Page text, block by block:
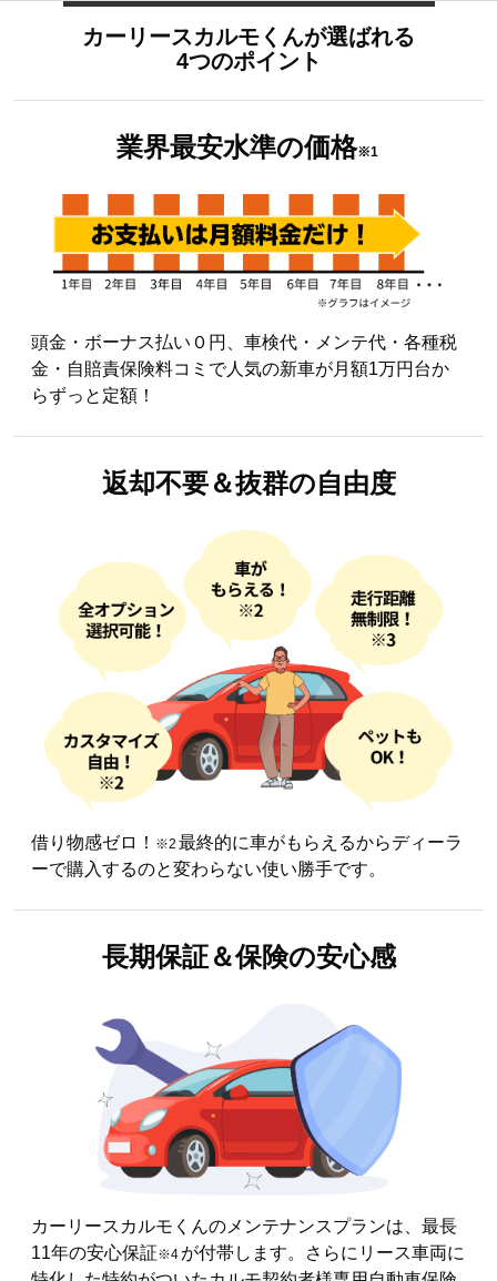
用されているお客様も多くいらっしゃいます。どうぞお気軽
にお申込みください。
カーリースでもマイカー感覚でご利用いただけます。
をご覧ください。
カーリースカルモくんが選ばれる
4つのポイント
業界最安水準の価格※1
頭金・ボーナス払い０円、車検代・メンテ代・各種税
金・自賠責保険料コミで人気の新車が月額1万円台か
らずっと定額！
返却不要＆抜群の自由度
借り物感ゼロ！ ※2 最終的に車がもらえるからディーラ
ーで購入するのと変わらない使い勝手です。
長期保証＆保険の安心感
カーリースカルモくんのメンテナンスプランは、最長
11年の安心保証※4 が付帯します。さらにリース車両に